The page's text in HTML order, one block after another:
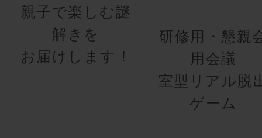
親子で楽しむ謎
解きを
お届けします！
研修用・懇親
用会議
室型リアル脱
ゲーム